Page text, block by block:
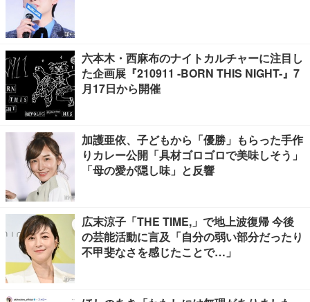
六本木・西麻布のナイトカルチャーに注目し
た企画展『210911 -BORN THIS NIGHT-』7
月17日から開催
加護亜依、子どもから「優勝」もらった手作
りカレー公開「具材ゴロゴロで美味しそう」
「母の愛が隠し味」と反響
広末涼子「THE TIME,」で地上波復帰 今後
の芸能活動に言及「自分の弱い部分だったり
不甲斐なさを感じたことで…」